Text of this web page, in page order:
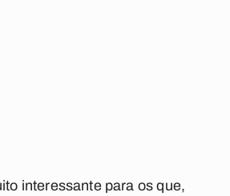
interessante para os que,